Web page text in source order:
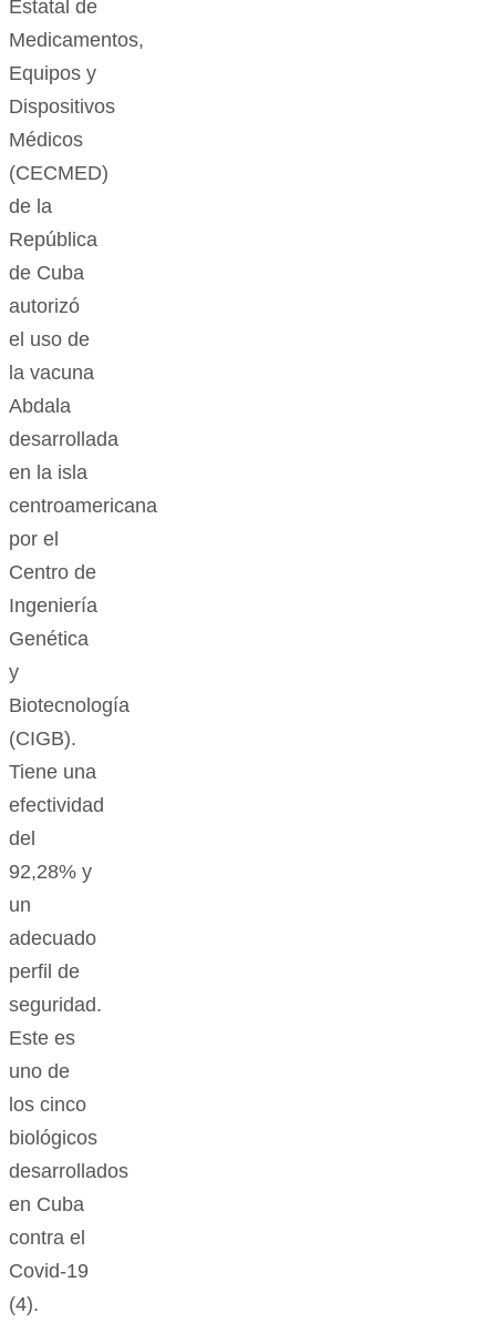
Estatal de
Medicamentos,
Equipos y
Dispositivos
Médicos
(CECMED)
de la
República
de Cuba
autorizó
el uso de
la vacuna
Abdala
desarrollada
en la isla
centroamericana
por el
Centro de
Ingeniería
Genética
y
Biotecnología
(CIGB).
Tiene una
efectividad
del
92,28% y
un
adecuado
perfil de
seguridad.
Este es
uno de
los cinco
biológicos
desarrollados
en Cuba
contra el
Covid-19
(4).